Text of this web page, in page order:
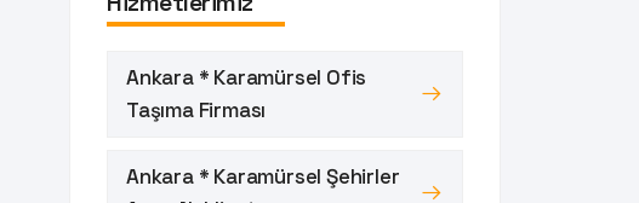
Ankara * Karamürsel Ofis
Taşıma Firması
Ankara * Karamürsel Şehirler